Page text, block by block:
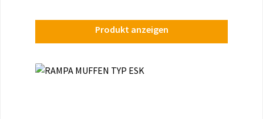
Produkt anzeigen